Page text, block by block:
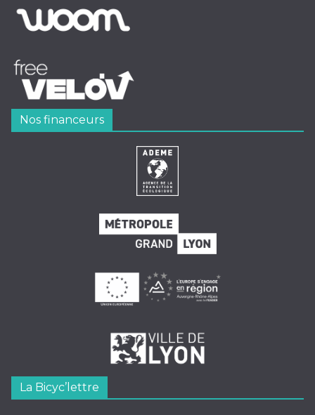
Nos financeurs
La Bicyc’lettre